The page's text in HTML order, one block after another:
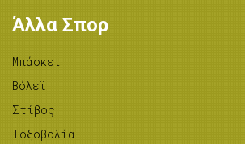
Άλλα Σπορ
Μπάσκετ
Βόλεϊ
Στίβος
Tοξοβολία